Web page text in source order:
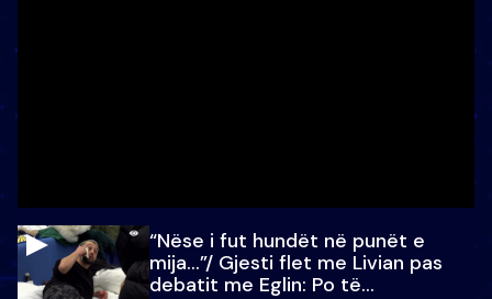
“Nëse i fut hundët në punët e
mija…”/ Gjesti flet me Livian pas
debatit me Eglin: Po të